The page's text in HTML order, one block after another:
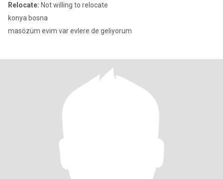
Relocate: Not willing to relocate
konya bosna
masözüm evim var evlere de geliyorum